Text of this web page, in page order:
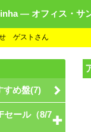
― オフィス・サ
ゲストさん
すめ盤(7)
セール（8/7